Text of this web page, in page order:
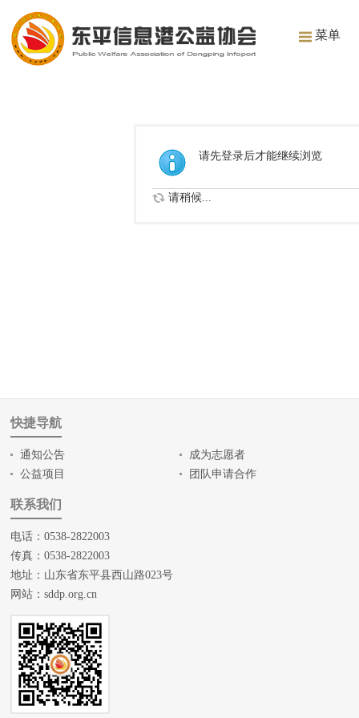
菜单
请先登录后才能继续浏览
请稍候...
快捷导航
通知公告
公益项目
成为志愿者
团队申请合作
联系我们
电话：0538-2822003
传真：0538-2822003
地址：山东省东平县西山路023号
网站：sddp.org.cn